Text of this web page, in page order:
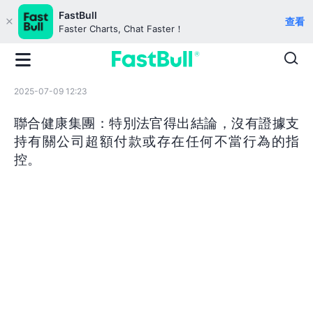
FastBull
Faster Charts, Chat Faster！
查看
2025-07-09 12:23
聯合健康集團：特別法官得出結論，沒有證據支
持有關公司超額付款或存在任何不當行為的指
控。